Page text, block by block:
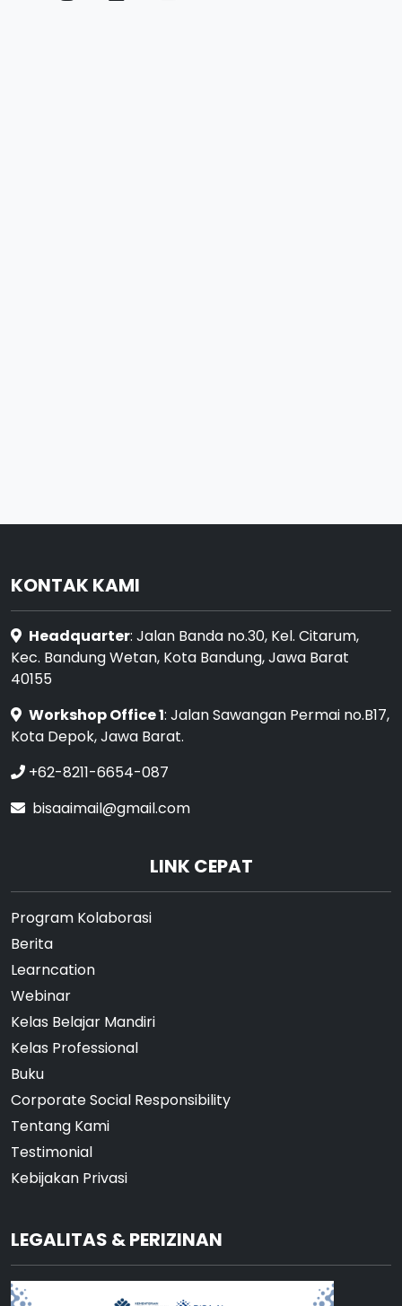
KONTAK KAMI
Headquarter: Jalan Banda no.30, Kel. Citarum,
Kec. Bandung Wetan, Kota Bandung, Jawa Barat
40155
Workshop Office 1: Jalan Sawangan Permai no.B17,
Kota Depok, Jawa Barat.
+62-8211-6654-087
bisaaimail@gmail.com
LINK CEPAT
Program Kolaborasi
Berita
Learncation
Webinar
Kelas Belajar Mandiri
Kelas Professional
Buku
Corporate Social Responsibility
Tentang Kami
Testimonial
Kebijakan Privasi
LEGALITAS & PERIZINAN